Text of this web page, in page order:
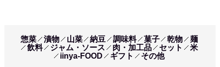
惣菜 漬物 山菜 納豆 調味料 菓子 乾物
麺
飲料
ジャム・ソース 肉・加工品 セット
米
iinya-FOOD
ギフト その他